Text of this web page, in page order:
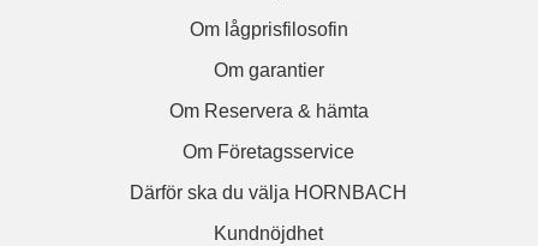
Om lågprisfilosofin
Om garantier
Om Reservera & hämta
Om Företagsservice
Därför ska du välja HORNBACH
Kundnöjdhet